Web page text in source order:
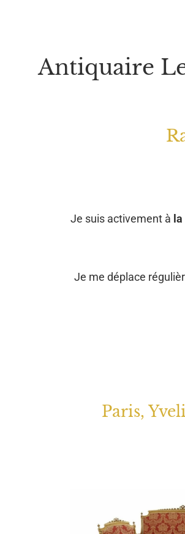
Antiquaire
Je suis activement à
Je me déplace
Paris,